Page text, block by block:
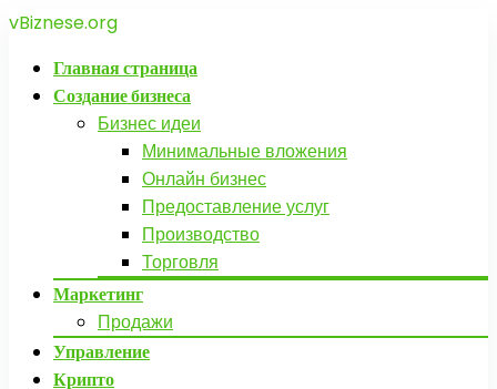
vBiznese.org
Главная страница
Создание бизнеса
Бизнес идеи
Минимальные вложения
Онлайн бизнес
Предоставление услуг
Производство
Торговля
Маркетинг
Продажи
Управление
Крипто